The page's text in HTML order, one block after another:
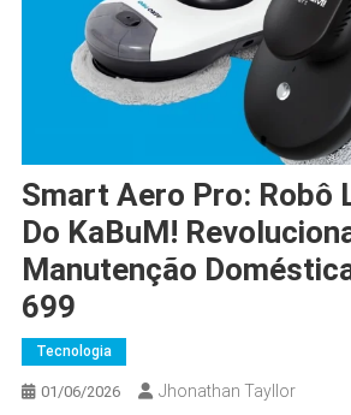
Smart Aero Pro: Robô
Do KaBuM!
Manutenção
699
Tecnologia
01/06/2026 Jhonathan Tayllor